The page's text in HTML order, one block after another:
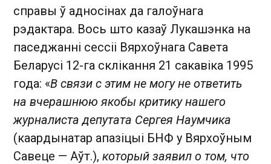
справы ў адносінах да галоўнага
рэдактара. Вось што казаў Лукашэнка на
паседжанні сессіі Вярхоўнага Савета
Беларусі 12-га склікання 21 сакавіка 1995
года: «В связи с этим не могу не ответить
на вчерашнюю якобы критику нашего
журналиста депутата Сергея Наумчика
(каардынатар апазіцыі БНФ у Вярхоўным
Савеце — Аўт.), который заявил о том, что